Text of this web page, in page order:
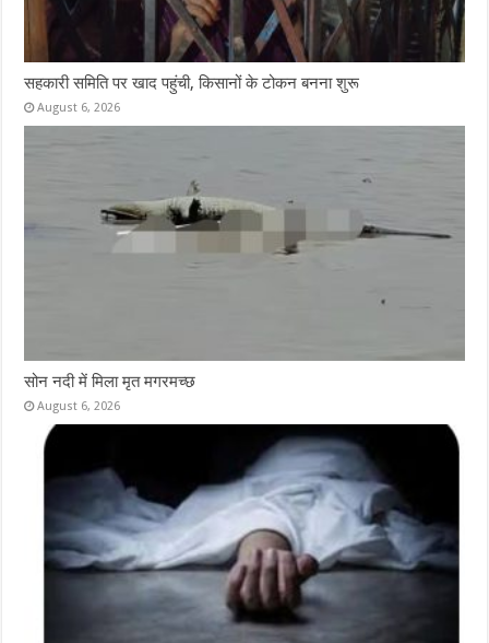
सहकारी समिति पर खाद पहुंची, किसानों के टोकन बनना शुरू
August 6, 2026
सोन नदी में मिला मृत मगरमच्छ
August 6, 2026